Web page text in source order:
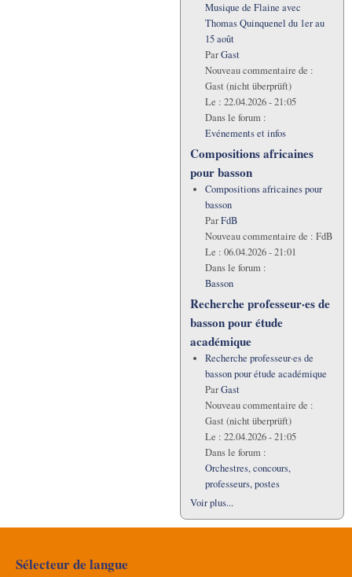
Musique de Flaine avec
Thomas Quinquenel du 1er au
15 août
ParGast
Nouveau commentaire de :
Gast (nicht überprüft)
Le : 22.04.2026 - 21:05
Dans le forum :
Evénements et infos
Compositions africaines
pour basson
Compositions africaines pour
basson
ParFdB
Nouveau commentaire de : FdB
Le : 06.04.2026 - 21:01
Dans le forum :
Basson
Recherche professeur·es de
basson pour étude
académique
Recherche professeur·es de
basson pour étude académique
ParGast
Nouveau commentaire de :
Gast (nicht überprüft)
Le : 22.04.2026 - 21:05
Dans le forum :
Orchestres, concours,
professeurs, postes
Voir plus...
Sélecteur de langue